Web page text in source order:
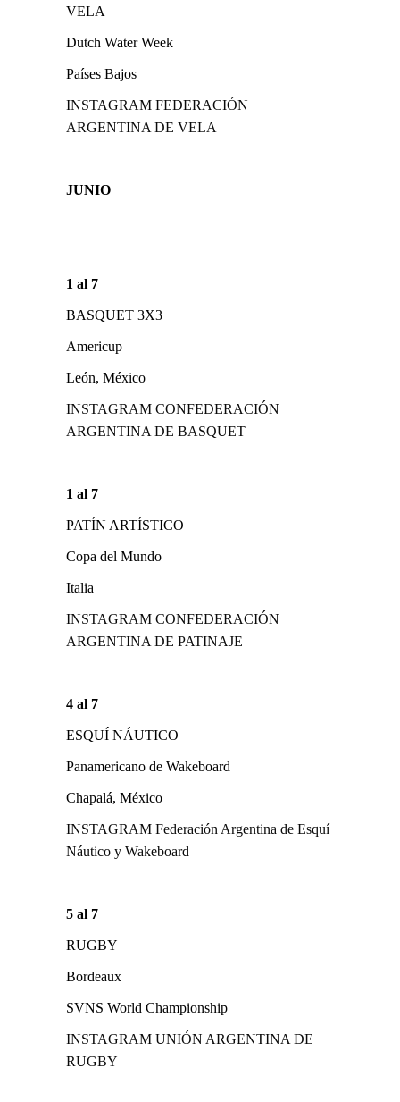
VELA
Dutch Water Week
Países Bajos
INSTAGRAM FEDERACIÓN
ARGENTINA DE VELA
JUNIO
1 al 7
BASQUET 3X3
Americup
León, México
INSTAGRAM CONFEDERACIÓN
ARGENTINA DE BASQUET
1 al 7
PATÍN ARTÍSTICO
Copa del Mundo
Italia
INSTAGRAM CONFEDERACIÓN
ARGENTINA DE PATINAJE
4 al 7
ESQUÍ NÁUTICO
Panamericano de Wakeboard
Chapalá, México
INSTAGRAM Federación Argentina de Esquí
Náutico y Wakeboard
5 al 7
RUGBY
Bordeaux
SVNS World Championship
INSTAGRAM UNIÓN ARGENTINA DE
RUGBY